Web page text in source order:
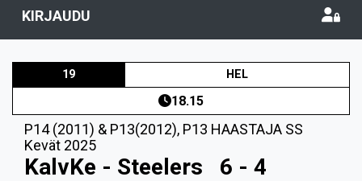
KIRJAUDU
19 HEL
18.15
P14 (2011) & P13(2012), P13 HAASTAJA SS
Kevät 2025
KalvKe - Steelers 6 - 4